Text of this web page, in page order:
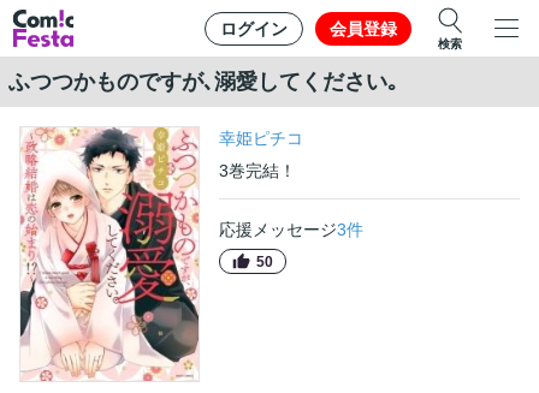
ログイン 会員登録
検索
ふつつかものですが､溺愛してください｡
幸姫ピチコ
3巻完結！
応援メッセージ3件
50